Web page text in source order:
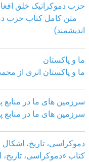
حزب دموکراتیک خلق
متن کامل کتاب حزب
اندیشمند)
ما و پاکستان
ما و پاکستان اثری از
سرزمین های ما در منابع
سرزمین های ما در منابع
دموکراسی، تاريخ، اشکال
کتاب «دموکراسی،